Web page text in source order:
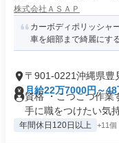
株式会社ＡＳＡＰ
カーボディポリッシャ
車を細部まで綺麗にす
〒901-0221沖縄県豊
月給22万7000円～48
資格 ・こつこつ作業
手に職をつけたい気
年間休日120日以上 +11個